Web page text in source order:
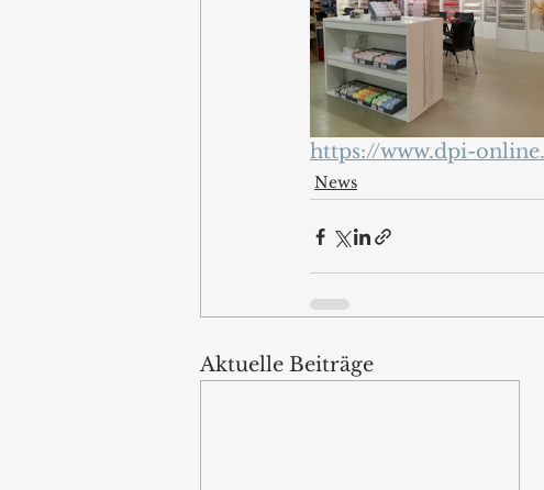
https://www.dpi-
News
Aktuelle Beiträge